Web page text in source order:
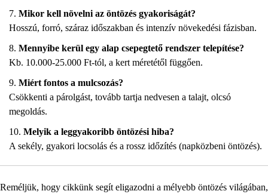
Mikor kell növelni az öntözés gyakoriságát?
Hosszú, forró, száraz időszakban és intenzív növekedési fázisban.
Mennyibe kerül egy alap csepegtető rendszer telepítése?
Kb. 10.000-25.000 Ft-tól, a kert méretétől függően.
Miért fontos a mulcsozás?
Csökkenti a párolgást, tovább tartja nedvesen a talajt, olcsó
megoldás.
Melyik a leggyakoribb öntözési hiba?
A sekély, gyakori locsolás és a rossz időzítés (napközbeni öntözés).
Reméljük, hogy cikkünk segít eligazodni a mélyebb öntözés világában,